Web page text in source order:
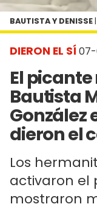
DIERON EL SÍ 07-
El
Bautista
González
dieron el
Los
activaron el
mostraron
BAUTISTA Y DENISSE